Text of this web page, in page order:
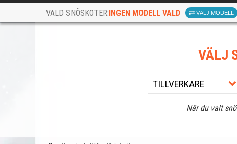
VALD SNÖSKOTER:INGEN MODELL VALD VÄLJ MODELL
VÄLJ
När du valt